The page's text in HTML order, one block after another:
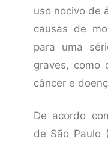
uso nocivo de
causas de
para uma
graves, como
câncer e
De acordo
de São Paulo